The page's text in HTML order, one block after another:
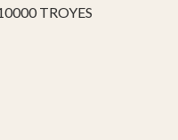
TROYES